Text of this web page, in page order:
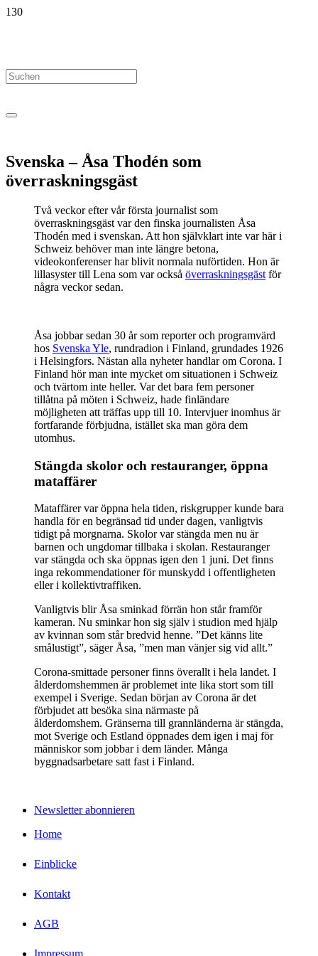
Svenska – Åsa Thodén som
överraskningsgäst
Två veckor efter vår första journalist som
överraskningsgäst var den finska journalisten Åsa
Thodén med i svenskan. Att hon självklart inte var här i
Schweiz behöver man inte längre betona,
videokonferenser har blivit normala nuförtiden. Hon är
lillasyster till Lena som var också överraskningsgäst för
några veckor sedan.
Åsa jobbar sedan 30 år som reporter och programvärd
hos Svenska Yle, rundradion i Finland, grundades 1926
i Helsingfors. Nästan alla nyheter handlar om Corona. I
Finland hör man inte mycket om situationen i Schweiz
och tvärtom inte heller. Var det bara fem personer
tillåtna på möten i Schweiz, hade finländare
möjligheten att träffas upp till 10. Intervjuer inomhus är
fortfarande förbjudna, istället ska man göra dem
utomhus.
Stängda skolor och restauranger, öppna
mataffärer
Mataffärer var öppna hela tiden, riskgrupper kunde bara
handla för en begränsad tid under dagen, vanligtvis
tidigt på morgnarna. Skolor var stängda men nu är
barnen och ungdomar tillbaka i skolan. Restauranger
var stängda och ska öppnas igen den 1 juni. Det finns
inga rekommendationer för munskydd i offentligheten
eller i kollektivtraffiken.
Vanligtvis blir Åsa sminkad förrän hon står framför
kameran. Nu sminkar hon sig själv i studion med hjälp
av kvinnan som står bredvid henne. ”Det känns lite
smålustigt”, säger Åsa, ”men man vänjer sig vid allt.”
Corona-smittade personer finns överallt i hela landet. I
ålderdomshemmen är problemet inte lika stort som till
exempel i Sverige. Sedan början av Corona är det
förbjudet att besöka sina närmaste på
ålderdomshem. Gränserna till grannländerna är stängda,
mot Sverige och Estland öppnades dem igen i maj för
människor som jobbar i dem länder. Många
byggnadsarbetare satt fast i Finland.
Newsletter abonnieren
Home
Einblicke
Kontakt
AGB